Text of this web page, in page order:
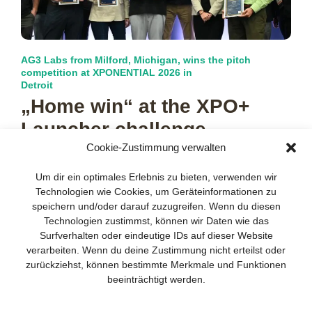
Cookie-Zustimmung verwalten
Um dir ein optimales Erlebnis zu bieten, verwenden wir
Technologien wie Cookies, um Geräteinformationen zu
speichern und/oder darauf zuzugreifen. Wenn du diesen
Technologien zustimmst, können wir Daten wie das
Surfverhalten oder eindeutige IDs auf dieser Website
verarbeiten. Wenn du deine Zustimmung nicht erteilst oder
zurückziehst, können bestimmte Merkmale und Funktionen
beeinträchtigt werden.
AG3 Labs from Milford, Michigan, wins the pitch
competition at XPONENTIAL 2026 in
Detroit
„Home win“ at the XPO+
Launcher challenge
In the end, there could only be one winner, but ultimately,
celebratedmore…
X
Your guide to success
Developing and implementing a
sustainable business model is essential
for any company. The Business Model
Canvas helps to stay focused on the
essentials and keep in mind what really
matters.